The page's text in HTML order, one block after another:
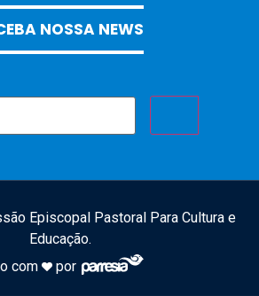
NOSSA NEWS
Episcopal Pastoral Para Cultura e
Educação.
com
por